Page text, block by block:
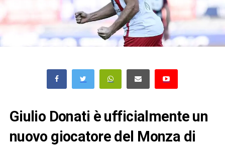
Giulio Donati è ufficialmente un
nuovo giocatore del Monza di